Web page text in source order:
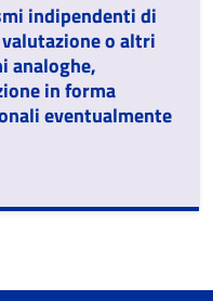
indipendenti di
o altri
analoghe,
in forma
eventualmente